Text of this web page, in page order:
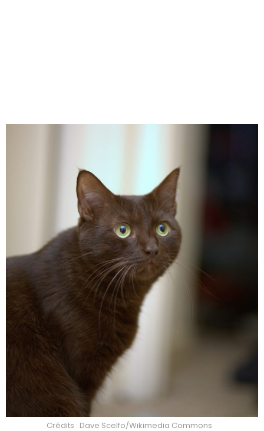
Crédits : Dave Scelfo/Wikimedia Commons